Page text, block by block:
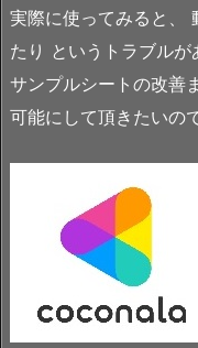
実際に使ってみると、
たり というトラブルが
サンプルシートの改善
可能にして頂きたいの